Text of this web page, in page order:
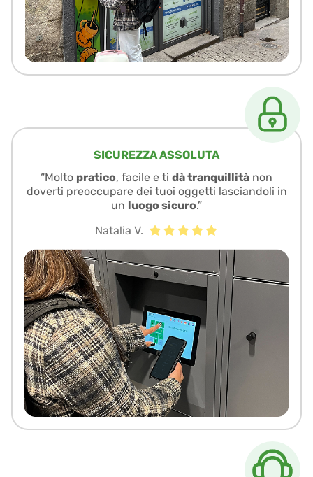
SICUREZZA ASSOLUTA
“Molto pratico, facile e ti dà tranquillità non
doverti preoccupare dei tuoi oggetti lasciandoli in
un luogo sicuro.”
Natalia V.